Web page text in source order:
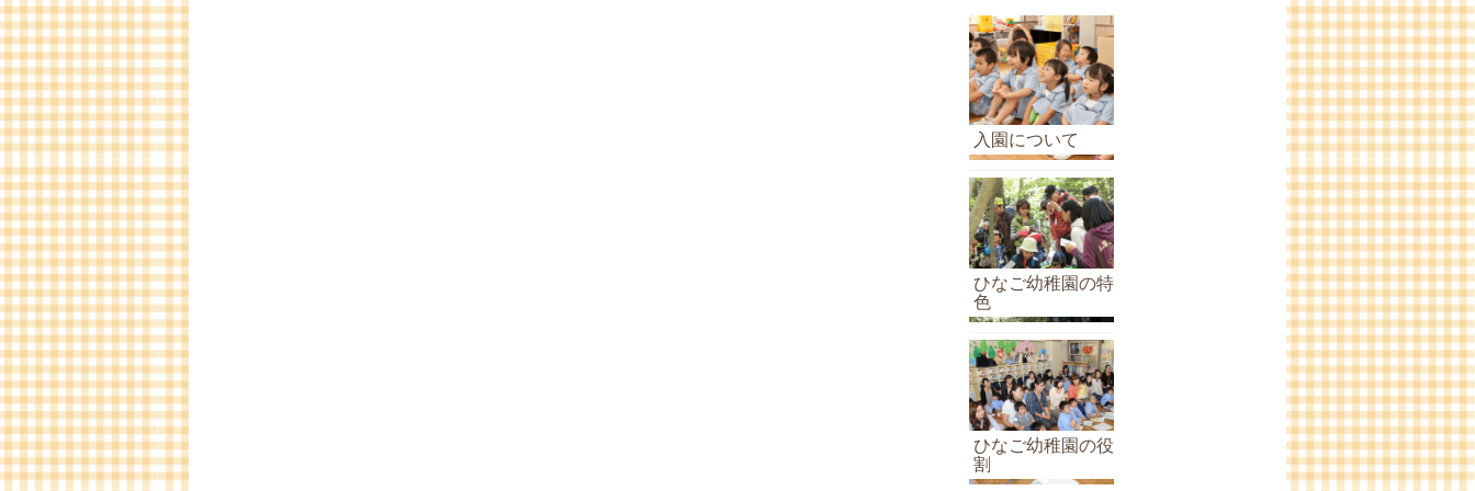
ら
せ
の
ア
ー
カ
イ
ブ
入園について
ひなご幼稚園の特
色
ひなご幼稚園の役
割